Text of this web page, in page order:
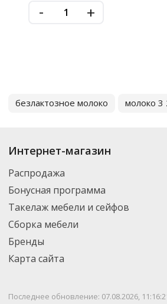
- +
безлактозное молоко молоко 3
Интернет-магазин
Распродажа
Бонусная программа
Такелаж мебели и сейфов
Сборка мебели
Бренды
Карта сайта
Последнее обновление: 07.08.2026,